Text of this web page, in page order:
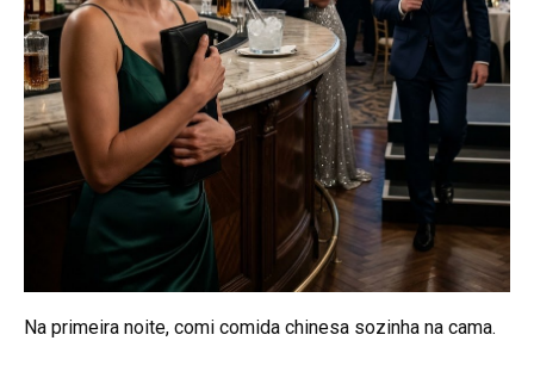
Na primeira noite, comi comida chinesa sozinha na cama.